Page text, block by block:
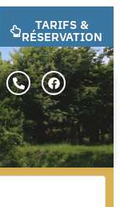
TARIFS &
RÉSERVATION